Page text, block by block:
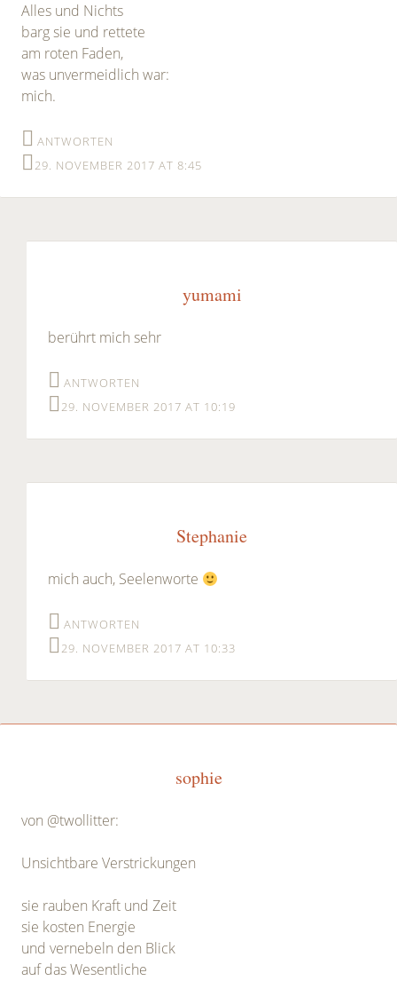
Alles und Nichts
barg sie und rettete
am roten Faden,
was unvermeidlich war:
mich.
ANTWORTEN
29. NOVEMBER 2017 AT 8:45
yumami
berührt mich sehr
ANTWORTEN
29. NOVEMBER 2017 AT 10:19
Stephanie
mich auch, Seelenworte
ANTWORTEN
29. NOVEMBER 2017 AT 10:33
sophie
von @twollitter:
Unsichtbare Verstrickungen
sie rauben Kraft und Zeit
sie kosten Energie
und vernebeln den Blick
auf das Wesentliche